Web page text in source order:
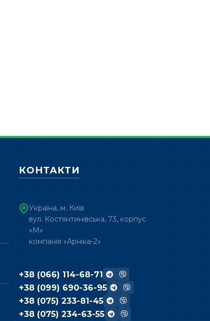
КОНТАКТИ
Україна, м. Київ
вул. Костянтинівська, 73, корпус
«М»
компанія «Арніка-2»
+38 (066) 114-68-71
+38 (099) 690-36-95
+38 (075) 233-81-45
+38 (075) 234-63-55